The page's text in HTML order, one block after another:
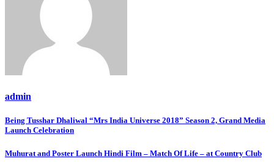
admin
Post
navigation
Being Tusshar Dhaliwal “Mrs India Universe 2018” Season 2, Grand Media
Launch Celebration
Muhurat and Poster Launch Hindi Film – Match Of Life – at Country Club